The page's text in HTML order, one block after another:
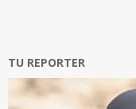
TU REPORTER